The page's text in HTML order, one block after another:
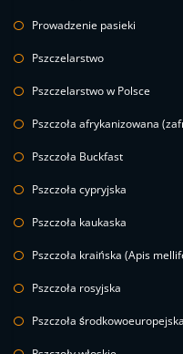
Prowadzenie pasieki
Pszczelarstwo
Pszczelarstwo w Polsce
Pszczoła afrykanizowana
Pszczoła Buckfast
Pszczoła cypryjska
Pszczoła kaukaska
Pszczoła kraińska (Apis
Pszczoła rosyjska
Pszczoła